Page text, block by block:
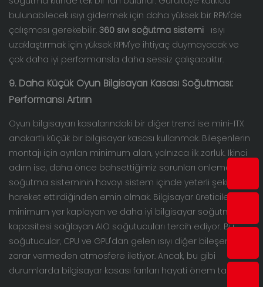
bulunabilecek ısıyı gidermek için daha yüksek bir RPM'de
çalışması gerekebilir. 360 sıvı soğutma sistemi
ısıyı
uzaklaştırmak için yüksek RPM'ye ihtiyaç duymayacak ve
çok daha iyi performansla daha sessiz çalışacaktır.
9. Daha Küçük Oyun Bilgisayarı Kasası Soğutması:
Performansı Artırın
Oyun bilgisayarı kasalarındaki bir diğer trend ise mini-ITX
anakartlı küçük bir bilgisayar kasası kullanmak. Bileşenlerin
montajı için ayrılan minimum alan, yalnızca ilk zorluk. İkinci
adım ise, daha önce bahsettiğimiz sorunları önlemek için
soğutma sisteminin havayı sistem içinde yeterli şekilde
hareket ettirdiğinden emin olmak. Bilgisayar üreticileri,
minimum yer kaplayan ve daha iyi bilgisayar soğutma
kapasitesi sağlayan AIO soğutucuları tercih ediyor. Bu
soğutucular, CPU ve GPU'dan gelen ısıyı diğer bileşenlere
zarar vermeden atmosfere iletiyor. Ancak, bu gibi
durumlarda bilgisayar kasası fanları hayati önem taşıyor.